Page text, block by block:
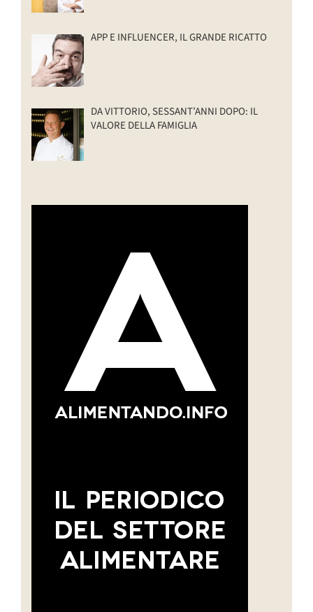
APP E INFLUENCER, IL GRANDE RICATTO
DA VITTORIO, SESSANT’ANNI DOPO: IL
VALORE DELLA FAMIGLIA